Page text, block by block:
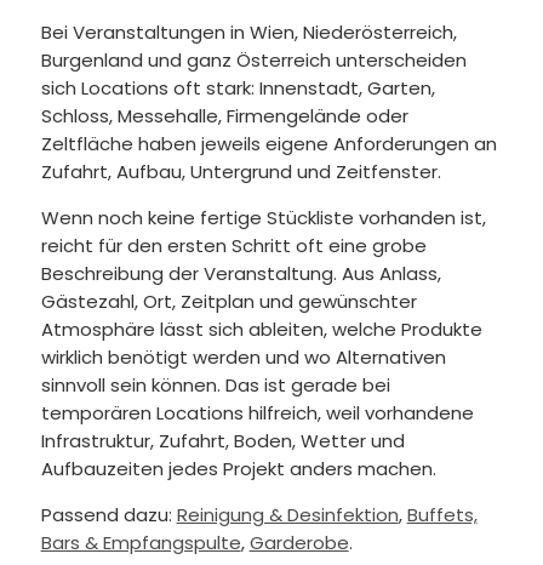
Bei Veranstaltungen in Wien, Niederösterreich,
Burgenland und ganz Österreich unterscheiden
sich Locations oft stark: Innenstadt, Garten,
Schloss, Messehalle, Firmengelände oder
Zeltfläche haben jeweils eigene Anforderungen an
Zufahrt, Aufbau, Untergrund und Zeitfenster.
Wenn noch keine fertige Stückliste vorhanden ist,
reicht für den ersten Schritt oft eine grobe
Beschreibung der Veranstaltung. Aus Anlass,
Gästezahl, Ort, Zeitplan und gewünschter
Atmosphäre lässt sich ableiten, welche Produkte
wirklich benötigt werden und wo Alternativen
sinnvoll sein können. Das ist gerade bei
temporären Locations hilfreich, weil vorhandene
Infrastruktur, Zufahrt, Boden, Wetter und
Aufbauzeiten jedes Projekt anders machen.
Passend dazu: Reinigung & Desinfektion,Buffets,
Bars & Empfangspulte,Garderobe.